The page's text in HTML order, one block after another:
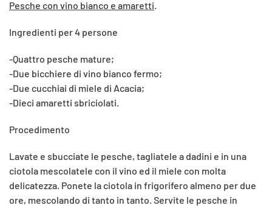
Pesche con vino bianco e amaretti.
Ingredienti per 4 persone
-Quattro pesche mature;
-Due bicchiere di vino bianco fermo;
-Due cucchiai di miele di Acacia;
-Dieci amaretti sbriciolati.
Procedimento
Lavate e sbucciate le pesche, tagliatele a dadini e in una
ciotola mescolatele con il vino ed il miele con molta
delicatezza. Ponete la ciotola in frigorifero almeno per due
ore, mescolando di tanto in tanto. Servite le pesche in